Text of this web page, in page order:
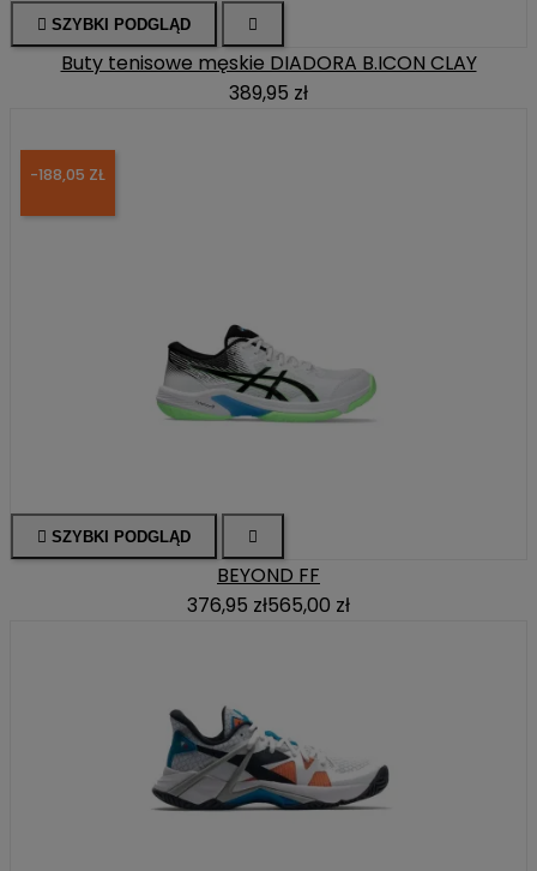
 SZYBKI PODGLĄD 
Buty tenisowe męskie DIADORA B.ICON CLAY
389,95 zł
-188,05 ZŁ
 SZYBKI PODGLĄD 
BEYOND FF
376,95 zł565,00 zł